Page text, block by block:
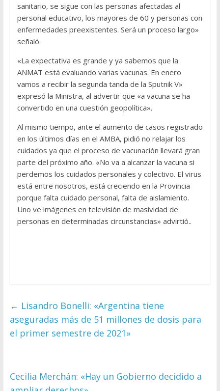
sanitario, se sigue con las personas afectadas al
personal educativo, los mayores de 60 y personas con
enfermedades preexistentes. Será un proceso largo»
señaló.
«La expectativa es grande y ya sabemos que la
ANMAT está evaluando varias vacunas. En enero
vamos a recibir la segunda tanda de la Sputnik V»
expresó la Ministra, al advertir que «a vacuna se ha
convertido en una cuestión geopolítica».
Al mismo tiempo, ante el aumento de casos registrado
en los últimos días en el AMBA, pidió no relajar los
cuidados ya que el proceso de vacunación llevará gran
parte del próximo año. «No va a alcanzar la vacuna si
perdemos los cuidados personales y colectivo. El virus
está entre nosotros, está creciendo en la Provincia
porque falta cuidado personal, falta de aislamiento.
Uno ve imágenes en televisión de masividad de
personas en determinadas circunstancias» advirtió..
← Lisandro Bonelli: «Argentina tiene
aseguradas más de 51 millones de dosis para
el primer semestre de 2021»
Cecilia Merchán: «Hay un Gobierno decidido a